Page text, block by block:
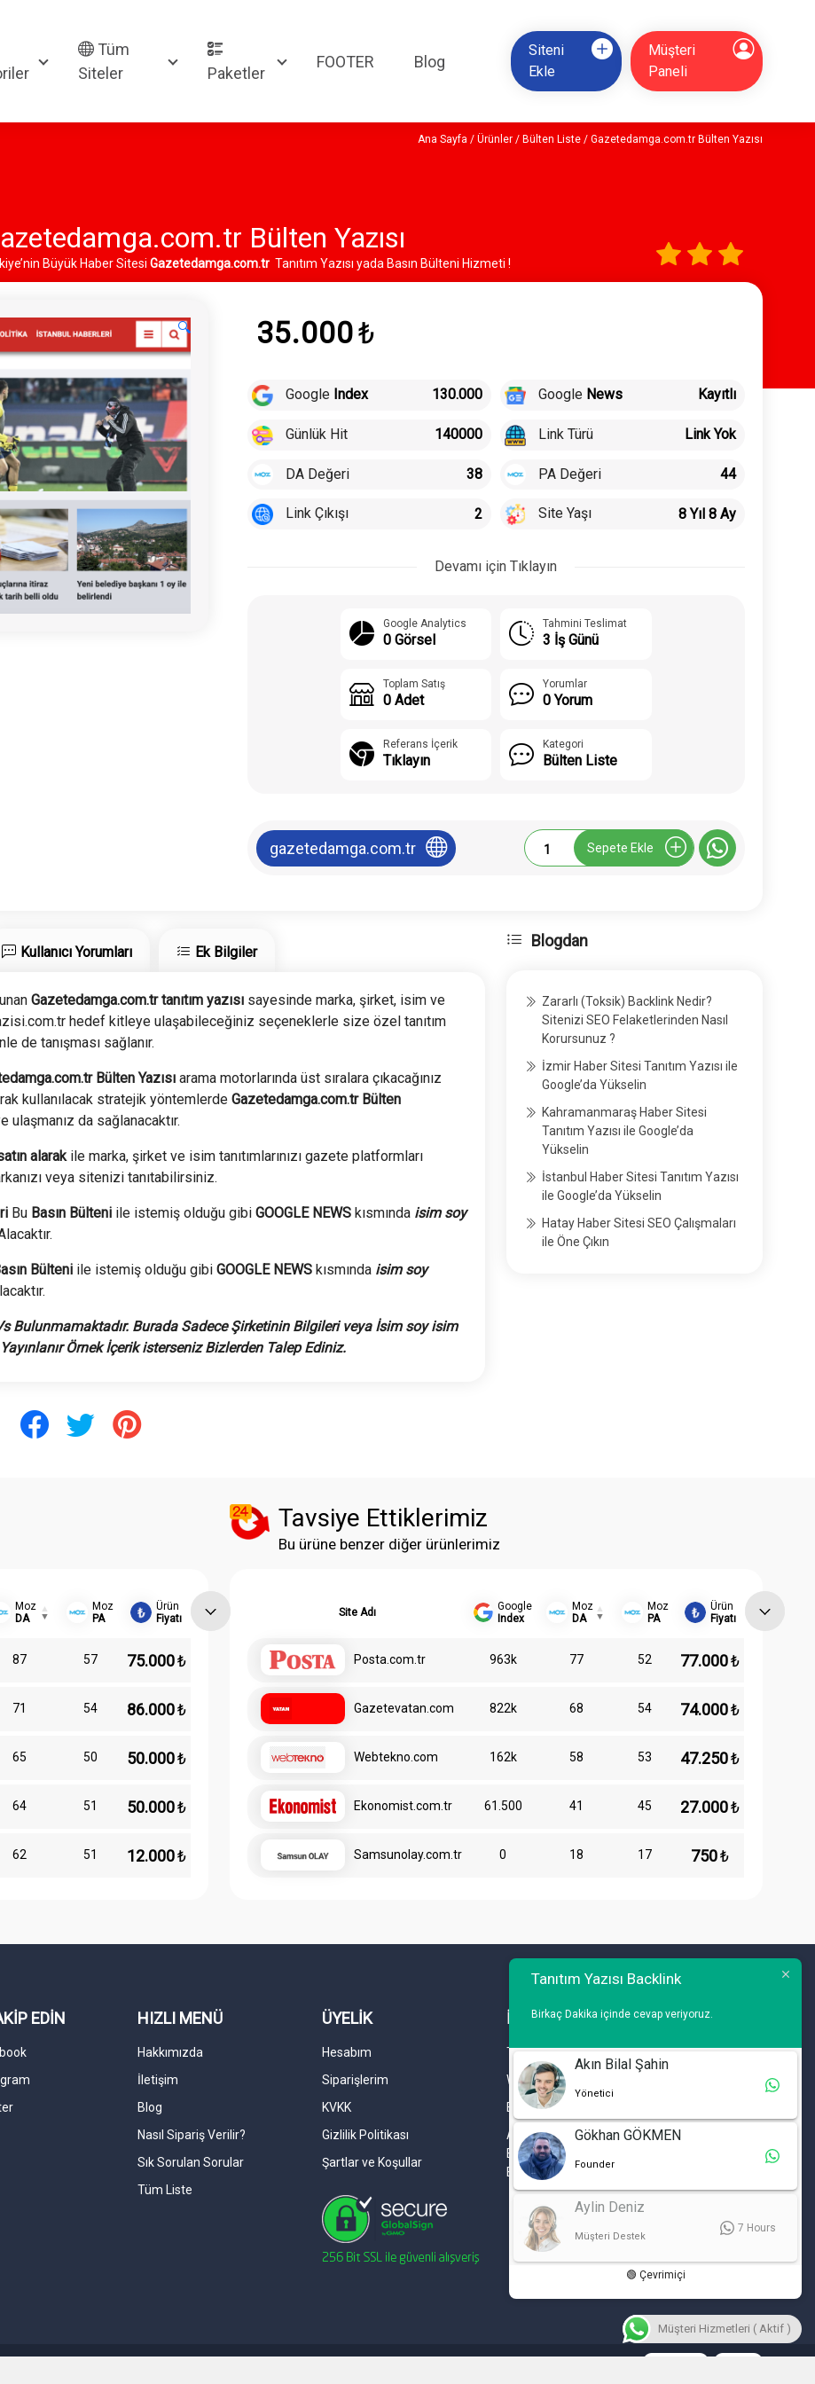
Tüm
Siteler
Paketler
FOOTER Blog
Siteni
Ekle
Müşteri
Paneli
Ana Sayfa / Ürünler/ Bülten Liste/ Gazetedamga.com.tr Bülten Yazısı
Bülten Yazısı
Büyük Haber Sitesi Gazetedamga.com.trTanıtım Yazısı yada Basın Bülteni Hizmeti !
🔍 35.000₺
Google Index 130.000 Google News Kayıtlı
Günlük Hit 140000 Link Türü Link Yok
DA Değeri 38 PA Değeri 44
Link Çıkışı 2 Site Yaşı 8 Yıl 8 Ay
Devamı için Tıklayın
Google Analytics
0 Görsel
Tahmini Teslimat
3 İş Günü
Toplam Satış
0 Adet
Yorumlar
0 Yorum
Referans İçerik
Tıklayın
Kategori
Bülten Liste
gazetedamga.com.tr
Gazetedamga.com.tr
Bülten
Sepete Ekle
Kullanıcı Yorumları Ek Bilgiler
Gazetedamga.com.tr tanıtım yazısı sayesinde marka, şirket, isim ve
hedef kitleye ulaşabileceğiniz seçeneklerle size özel tanıtım
de tanışması sağlanır.
Bülten Yazısı arama motorlarında üst sıralara çıkacağınız
kullanılacak stratejik yöntemlerdeGazetedamga.com.tr Bülten
da sağlanacaktır.
alarakile marka, şirket ve isim tanıtımlarınızı gazete platformları
veya sitenizi tanıtabilirsiniz.
Bu Basın Bülteni ile istemiş olduğu gibiGOOGLE NEWS kısmında isim soy
Bülteni ile istemiş olduğu gibiGOOGLE NEWS kısmında isim soy
Bulunmamaktadır. Burada Sadece Şirketinin Bilgileri veya İsim soy isim
Örnek İçerik isterseniz Bizlerden Talep Ediniz.
Blogdan
Zararlı (Toksik) Backlink Nedir?
Sitenizi SEO Felaketlerinden Nasıl
Korursunuz ?
İzmir Haber Sitesi Tanıtım Yazısı ile
Google’da Yükselin
Kahramanmaraş Haber Sitesi
Tanıtım Yazısı ile Google’da
Yükselin
İstanbul Haber Sitesi Tanıtım Yazısı
ile Google’da Yükselin
Hatay Haber Sitesi SEO Çalışmaları
ile Öne Çıkın
Moz
DA
Moz
PA
Ürün
Fiyatı
87 57 75.000₺
71 54 86.000₺
65 50 50.000₺
64 51 50.000₺
62 51 12.000₺
Tavsiye Ettiklerimiz
Bu ürüne benzer diğer ürünlerimiz
Site Adı
Google
Index
Moz
DA
Moz
PA
Ürün
Fiyatı
Posta.com.tr 963k 77 52 77.000₺
Gazetevatan.com 822k 68 54 74.000₺
Webtekno.com 162k 58 53 47.250₺
Ekonomist.com.tr 61.500 41 45 27.000₺
Samsunolay.com.tr 0 18 17 750₺
EDİN HIZLI MENÜ
Hakkımızda
İletişim
Blog
Nasıl Sipariş Verilir?
Sık Sorulan Sorular
Tüm Liste
ÜYELİK
Hesabım
Siparişlerim
KVKK
Gizlilik Politikası
Şartlar ve Koşullar
İLETİŞİM
Telefon : 0 212 461 75 87
WhatsApp : 0 212 461 75 87
E-mail :info@tanitimyazisi.com.tr
Adres : Merkez Mh. DeğirmenBahçe Cd. A1 A
Blok D : 19 Kat :1 İstwest Rezidans
Bahçelievler / İSTANBUL
Tanıtım Yazısı Backlink
Birkaç Dakika içinde cevap veriyoruz.
Aylin Deniz
Müşteri Destek
7 Hours
Akın Bilal Şahin
Yönetici
Gökhan GÖKMEN
Founder
🟢 Çevrimiçi
Müşteri Hizmetleri ( Aktif )